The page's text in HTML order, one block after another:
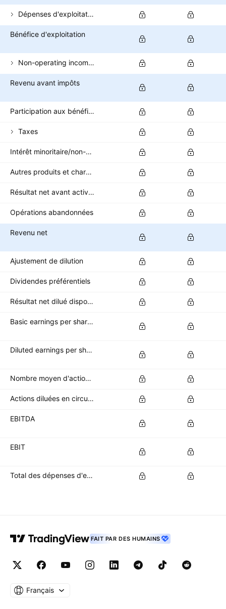
Dépenses d'exploitation (hors COGS)
Bénéfice d'exploitation
Non-operating income (total)
Revenu avant impôts
Participation aux bénéfices
Taxes
Intérêt minoritaire/non-contrôlant
Autres produits et charges après impôts
Résultat net avant activités abandonnées
Opérations abandonnées
Revenu net
Ajustement de dilution
Dividendes préférentiels
Résultat net dilué disponible pour les actionnaires ordinaires
Basic earnings per share (basic EPS)
Diluted earnings per share (diluted EPS)
Nombre moyen d'actions de base en circulation
Actions diluées en circulation
EBITDA
EBIT
Total des dépenses d'exploitation
FAIT PAR DES HUMAINS
Français